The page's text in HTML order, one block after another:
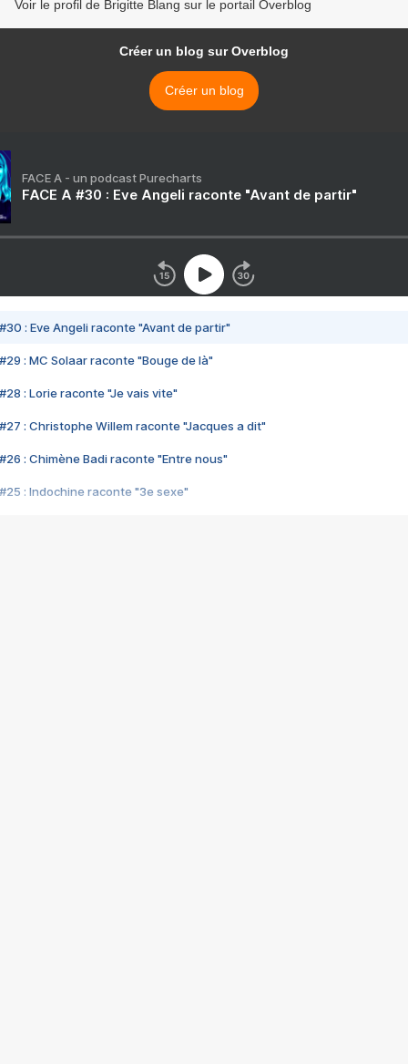
Voir le profil de Brigitte Blang sur le portail Overblog
Créer un blog sur Overblog
Créer un blog
FACE A - un podcast Purecharts
FACE A #30 : Eve Angeli raconte "Avant de partir"
#30 : Eve Angeli raconte "Avant de partir"
#29 : MC Solaar raconte "Bouge de là"
#28 : Lorie raconte "Je vais vite"
#27 : Christophe Willem raconte "Jacques a dit"
#26 : Chimène Badi raconte "Entre nous"
#25 : Indochine raconte "3e sexe"